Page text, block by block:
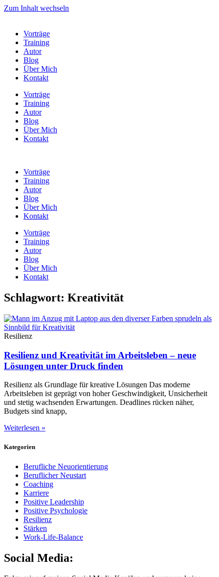
Zum Inhalt wechseln
Vorträge
Training
Autor
Blog
Über Mich
Kontakt
Vorträge
Training
Autor
Blog
Über Mich
Kontakt
Vorträge
Training
Autor
Blog
Über Mich
Kontakt
Vorträge
Training
Autor
Blog
Über Mich
Kontakt
Schlagwort: Kreativität
Resilienz
Resilienz und Kreativität im Arbeitsleben – neue
Lösungen unter Druck finden
Resilienz als Grundlage für kreative Lösungen Das moderne
Arbeitsleben ist geprägt von hoher Geschwindigkeit, Unsicherheit
und stetig wachsenden Erwartungen. Deadlines rücken näher,
Budgets sind knapp,
Weiterlesen »
Kategorien
Berufliche Neuorientierung
Beruflicher Neustart
Coaching
Karriere
Positive Leadership
Positive Psychologie
Resilienz
Stärken
Work-Life-Balance
Social Media: